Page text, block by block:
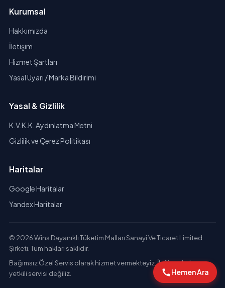
Kurumsal
Hakkımızda
İletişim
Hizmet Şartları
Yasal Uyarı / Marka Bildirimi
Yasal & Gizlilik
K.V.K.K. Aydınlatma Metni
Gizlilik ve Çerez Politikası
Haritalar
Google Haritalar
Yandex Haritalar
© 2026 Wins Dayanıklı Tüketim Malları Sanayi Ve Ticaret Limited
Şirketi. Tüm hakları saklıdır.
Bağımsız Özel Servis olarak hizmet vermekteyiz. İlgili markaların
yetkili servisi değiliz.
Hemen Ara